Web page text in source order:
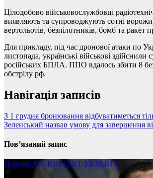
Цілодобово військовослужбовці
виявляють та супроводжують сотні
вертольотів, безпілотників, бомб та ракет
Для прикладу, під час дронової атаки по
листопада, українські військові здійснили
російських БПЛА. ППО вдалось збити 8
обстрілу рф.
Навігація записів
З 1 грудня бронювання відбуватиметься
Зеленський назвав умову для завершення
Пов’язаний запис
Новини РЕГІОНСВІТ УКРАЇНА